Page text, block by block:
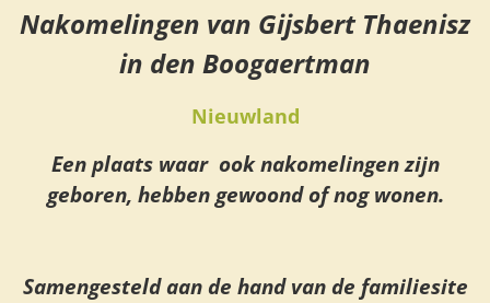
Nakomelingen van Gijsbert Thaenisz
in den Boogaertman
Nieuwland
Een plaats waar ook nakomelingen zijn
geboren, hebben gewoond of nog wonen.
Samengesteld aan de hand van de familiesite